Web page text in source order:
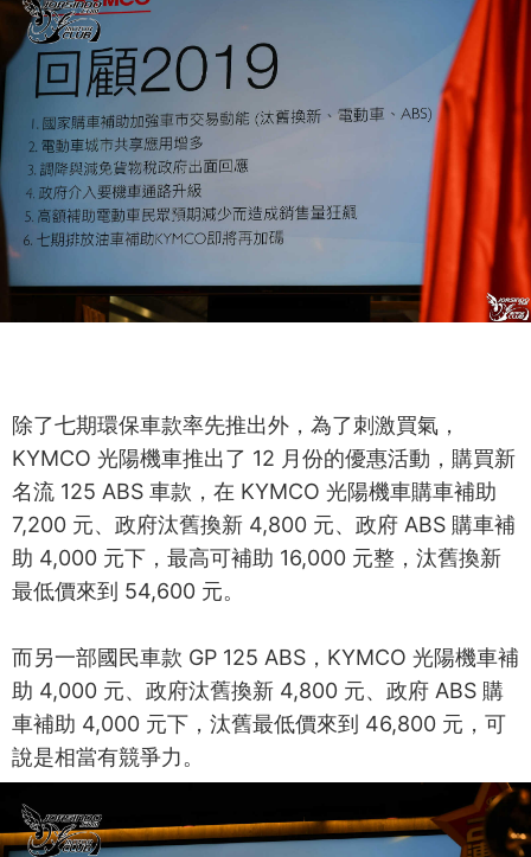
除了七期環保車款率先推出外，為了刺激買氣，
KYMCO 光陽機車推出了 12 月份的優惠活動，購買新
名流 125 ABS 車款，在 KYMCO 光陽機車購車補助
7,200 元、政府汰舊換新 4,800 元、政府 ABS 購車補
助 4,000 元下，最高可補助 16,000 元整，汰舊換新
最低價來到 54,600 元。
而另一部國民車款 GP 125 ABS，KYMCO 光陽機車補
助 4,000 元、政府汰舊換新 4,800 元、政府 ABS 購
車補助 4,000 元下，汰舊最低價來到 46,800 元，可
說是相當有競爭力。